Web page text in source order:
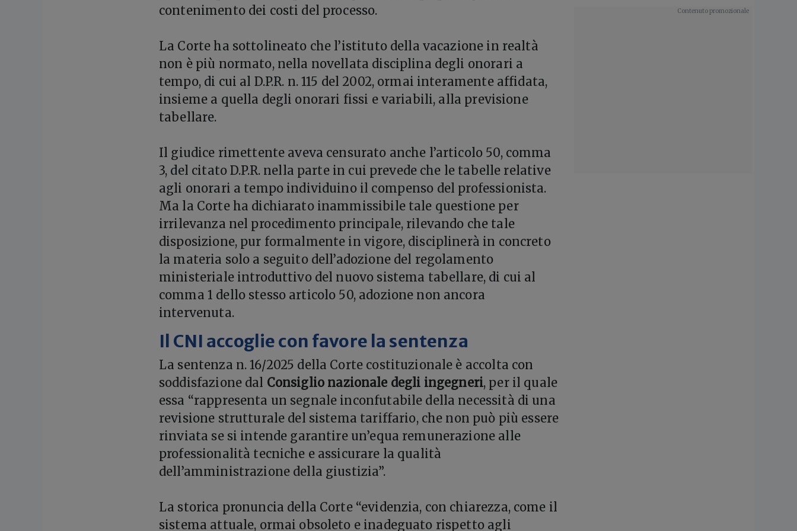
contenimento dei costi del processo.
La Corte ha sottolineato che l’istituto della vacazione in realtà
non è più normato, nella novellata disciplina degli onorari a
tempo, di cui al D.P.R. n. 115 del 2002, ormai interamente affidata,
insieme a quella degli onorari fissi e variabili, alla previsione
tabellare.
Il giudice rimettente aveva censurato anche l’articolo 50, comma
3, del citato D.P.R. nella parte in cui prevede che le tabelle relative
agli onorari a tempo individuino il compenso del professionista.
Ma la Corte ha dichiarato inammissibile tale questione per
irrilevanza nel procedimento principale, rilevando che tale
disposizione, pur formalmente in vigore, disciplinerà in concreto
la materia solo a seguito dell’adozione del regolamento
ministeriale introduttivo del nuovo sistema tabellare, di cui al
comma 1 dello stesso articolo 50, adozione non ancora
intervenuta.
Il CNI accoglie con favore la sentenza
La sentenza n. 16/2025 della Corte costituzionale è accolta con
soddisfazione dal Consiglio nazionale degli ingegneri, per il quale
essa “rappresenta un segnale inconfutabile della necessità di una
revisione strutturale del sistema tariffario, che non può più essere
rinviata se si intende garantire un’equa remunerazione alle
professionalità tecniche e assicurare la qualità
dell’amministrazione della giustizia”.
La storica pronuncia della Corte “evidenzia, con chiarezza, come il
sistema attuale, ormai obsoleto e inadeguato rispetto agli